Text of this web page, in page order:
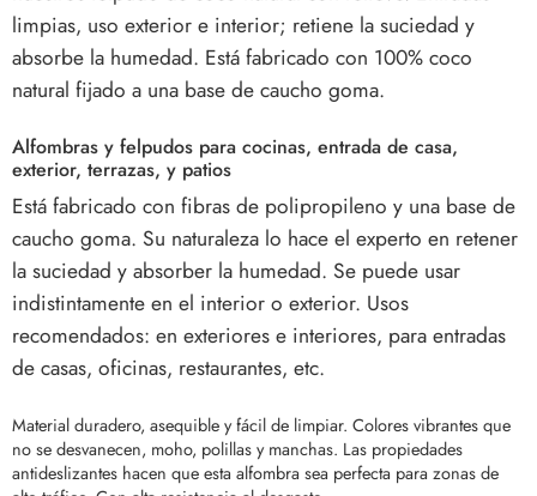
limpias, uso exterior e interior; retiene la suciedad y
absorbe la humedad. Está fabricado con 100% coco
natural fijado a una base de caucho goma.
Alfombras y felpudos para cocinas, entrada de casa,
exterior, terrazas, y patios
Está fabricado con fibras de polipropileno y una base de
caucho goma. Su naturaleza lo hace el experto en retener
la suciedad y absorber la humedad. Se puede usar
indistintamente en el interior o exterior. Usos
recomendados: en exteriores e interiores, para entradas
de casas, oficinas, restaurantes, etc.
Material duradero, asequible y fácil de limpiar. Colores vibrantes que
no se desvanecen, moho, polillas y manchas. Las propiedades
antideslizantes hacen que esta alfombra sea perfecta para zonas de